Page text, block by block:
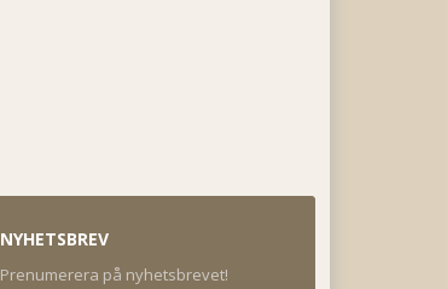
NYHETSBREV
Prenumerera på nyhetsbrevet!